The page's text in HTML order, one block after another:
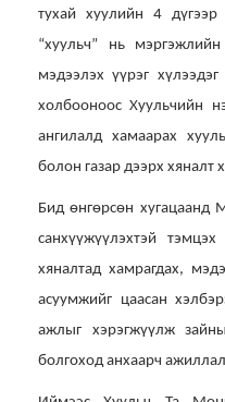
тухай хуулийн 4
“хуульч” нь
мэдээлэх үүрэг
холбооноос Хуульчийн
ангилалд хамаарах
болон газар дээрх хяналт
Бид өнгөрсөн хугацаанд
санхүүжүүлэхтэй
хяналтад хамрагдах,
асуумжийг цаасан
ажлыг хэрэгжүүлж
болгоход анхаарч